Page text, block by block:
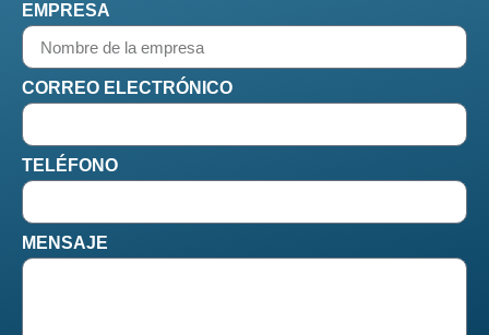
EMPRESA
CORREO ELECTRÓNICO
TELÉFONO
MENSAJE